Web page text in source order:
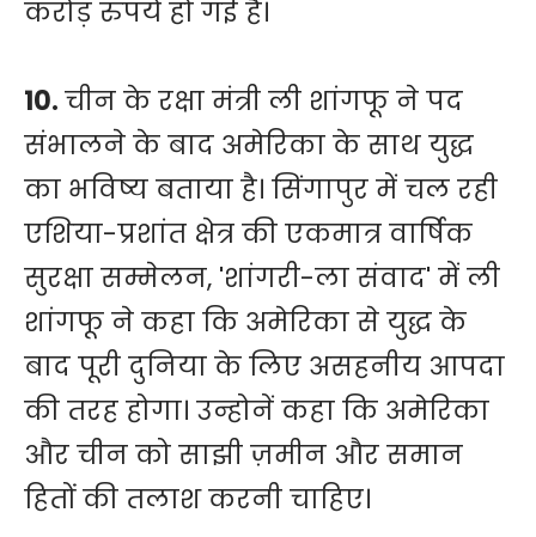
करोड़ रुपये हो गई है।
10.चीन के रक्षा मंत्री ली शांगफू ने पद
संभालने के बाद अमेरिका के साथ युद्ध
का भविष्य बताया है। सिंगापुर में चल रही
एशिया-प्रशांत क्षेत्र की एकमात्र वार्षिक
सुरक्षा सम्मेलन, 'शांगरी-ला संवाद' में ली
शांगफू ने कहा कि अमेरिका से युद्ध के
बाद पूरी दुनिया के लिए असहनीय आपदा
की तरह होगा। उन्होनें कहा कि अमेरिका
और चीन को साझी ज़मीन और समान
हितों की तलाश करनी चाहिए।